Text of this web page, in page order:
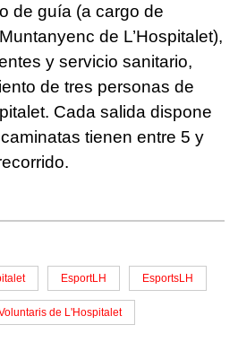
de guía (a cargo de
de L’Hospitalet),
y servicio sanitario,
de tres personas de
Cada salida dispone
tienen entre 5 y
EsportLH EsportsLH
de L'Hospitalet